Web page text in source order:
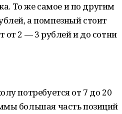
То же самое и по другим
а помпезный стоит
от 2 — 3 рублей и до сотни
потребуется от 7 до 20
большая часть позиций